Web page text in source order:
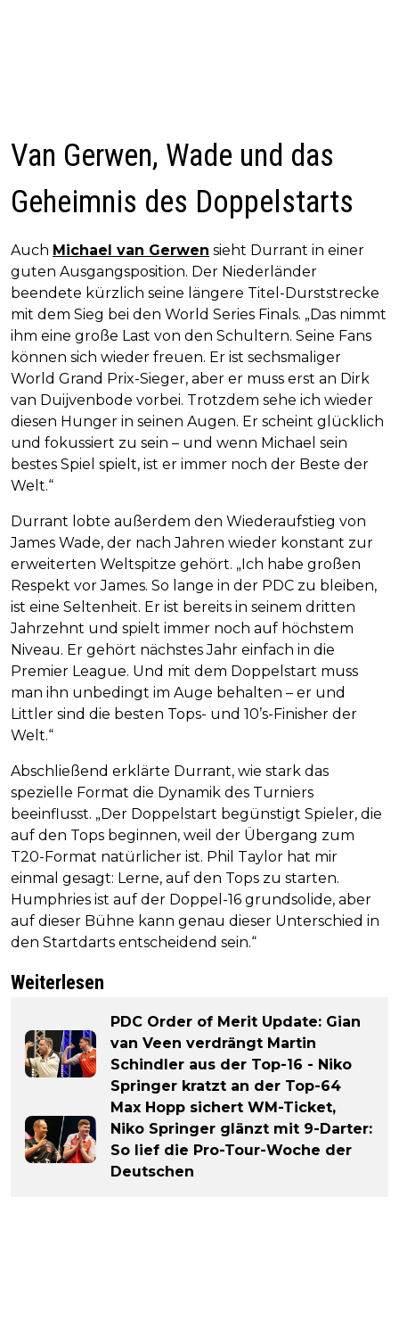
Van Gerwen, Wade und das
Geheimnis des Doppelstarts
Auch Michael van Gerwen sieht Durrant in einer
guten Ausgangsposition. Der Niederländer
beendete kürzlich seine längere Titel-Durststrecke
mit dem Sieg bei den World Series Finals. „Das nimmt
ihm eine große Last von den Schultern. Seine Fans
können sich wieder freuen. Er ist sechsmaliger
World Grand Prix-Sieger, aber er muss erst an Dirk
van Duijvenbode vorbei. Trotzdem sehe ich wieder
diesen Hunger in seinen Augen. Er scheint glücklich
und fokussiert zu sein – und wenn Michael sein
bestes Spiel spielt, ist er immer noch der Beste der
Welt.“
Durrant lobte außerdem den Wiederaufstieg von
James Wade, der nach Jahren wieder konstant zur
erweiterten Weltspitze gehört. „Ich habe großen
Respekt vor James. So lange in der PDC zu bleiben,
ist eine Seltenheit. Er ist bereits in seinem dritten
Jahrzehnt und spielt immer noch auf höchstem
Niveau. Er gehört nächstes Jahr einfach in die
Premier League. Und mit dem Doppelstart muss
man ihn unbedingt im Auge behalten – er und
Littler sind die besten Tops- und 10’s-Finisher der
Welt.“
Abschließend erklärte Durrant, wie stark das
spezielle Format die Dynamik des Turniers
beeinflusst. „Der Doppelstart begünstigt Spieler, die
auf den Tops beginnen, weil der Übergang zum
T20-Format natürlicher ist. Phil Taylor hat mir
einmal gesagt: Lerne, auf den Tops zu starten.
Humphries ist auf der Doppel-16 grundsolide, aber
auf dieser Bühne kann genau dieser Unterschied in
den Startdarts entscheidend sein.“
Weiterlesen
PDC Order of Merit Update: Gian
van Veen verdrängt Martin
Schindler aus der Top-16 - Niko
Springer kratzt an der Top-64
Max Hopp sichert WM-Ticket,
Niko Springer glänzt mit 9-Darter:
So lief die Pro-Tour-Woche der
Deutschen